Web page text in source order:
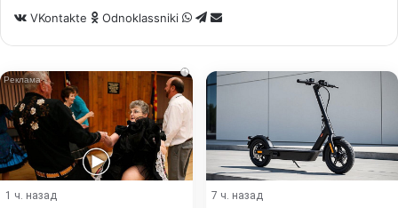
VKontakte Odnoklassniki WhatsApp
Telegram
Share
i
1 ч. назад
7 ч. назад